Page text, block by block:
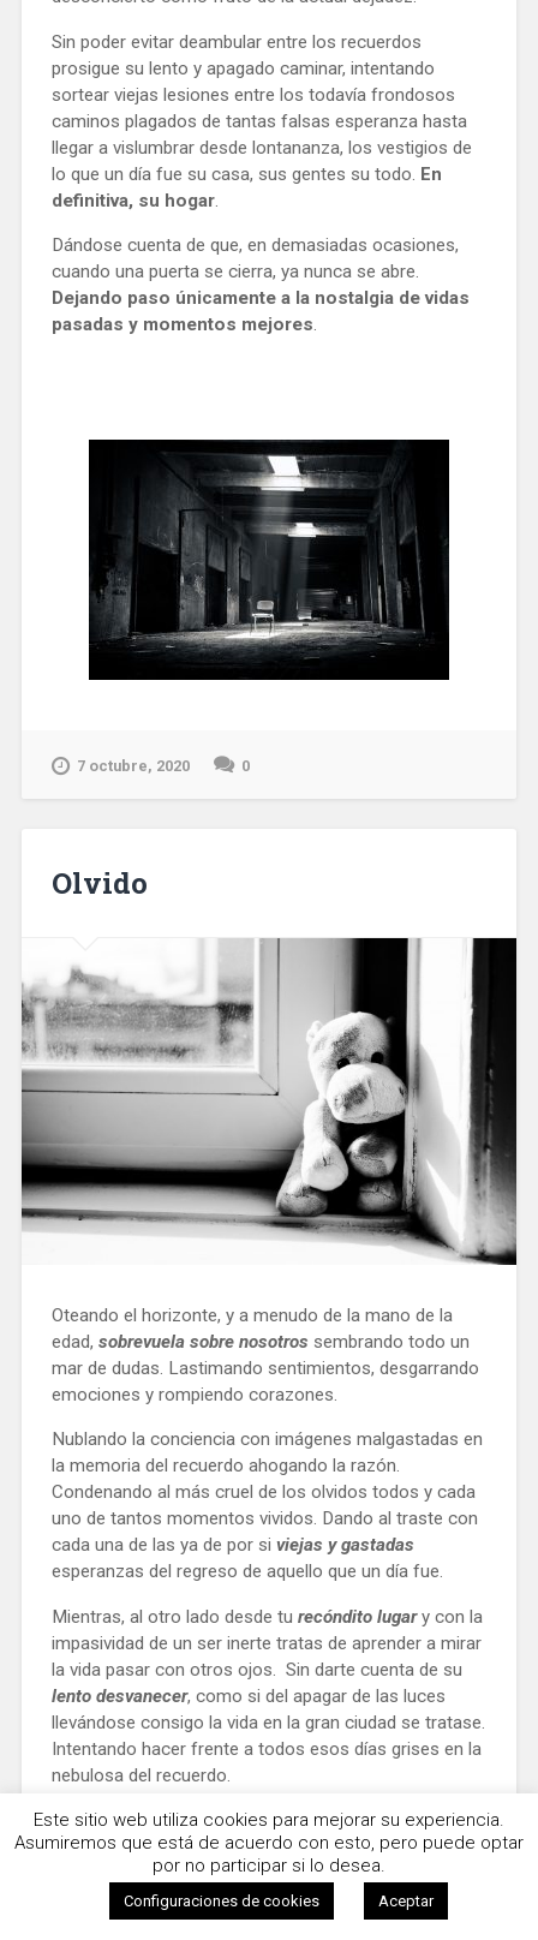
Sin poder evitar deambular entre los recuerdos
prosigue su lento y apagado caminar, intentando
sortear viejas lesiones entre los todavía frondosos
caminos plagados de tantas falsas esperanza hasta
llegar a vislumbrar desde lontananza, los vestigios de
lo que un día fue su casa, sus gentes su todo. En
definitiva, su hogar.
Dándose cuenta de que, en demasiadas ocasiones,
Dejando paso únicamente a la nostalgia de vidas
pasadas y momentos mejores.
7 octubre, 2020 0
Olvido
Oteando el horizonte, y a menudo de la mano de la
edad, sobrevuela sobre nosotros sembrando todo un
mar de dudas. Lastimando sentimientos, desgarrando
emociones y rompiendo corazones.
Nublando la conciencia con imágenes malgastadas en
la memoria del recuerdo ahogando la razón.
Condenando al más cruel de los olvidos todos y cada
uno de tantos momentos vividos. Dando al traste con
cada una de las ya de por si viejas y gastadas
esperanzas del regreso de aquello que un día fue.
Mientras, al otro lado desde tu recóndito lugary con la
impasividad de un ser inerte tratas de aprender a mirar
la vida pasar con otros ojos. Sin darte cuenta de su
lento desvanecer, como si del apagar de las luces
llevándose consigo la vida en la gran ciudad se tratase.
Intentando hacer frente a todos esos días grises en la
nebulosa del recuerdo.
A esa desorientación de mano de laausencia de
palabras y emociones . Tratando de evitar que los días
acaben fundiéndose con las noches tornándose en
completa oscuridad hasta desvanecerse como el
humo en el horizonte de las antiguas chimeneas.
Este sitio web utiliza cookies para mejorar su experiencia.
Asumiremos que está de acuerdo con esto, pero puede optar
por no participar si lo desea.
Configuraciones de cookies Aceptar